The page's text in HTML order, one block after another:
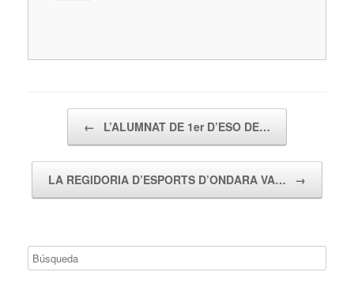
← L’ALUMNAT DE 1er D’ESO DE…
LA REGIDORIA D’ESPORTS D’ONDARA VA… →